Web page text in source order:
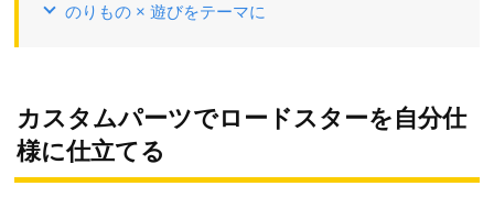
のりもの × 遊びをテーマに
カスタムパーツでロードスターを自分仕
様に仕立てる